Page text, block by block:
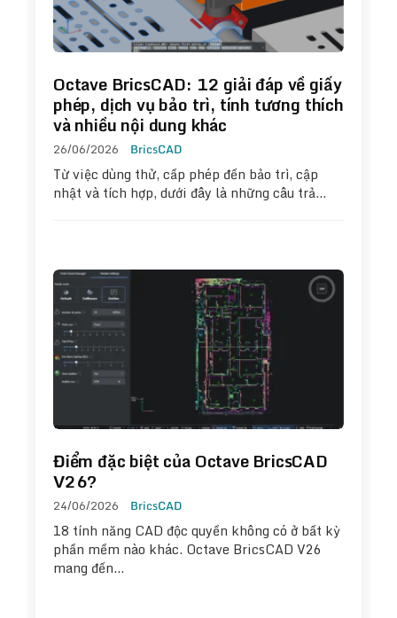
Octave BricsCAD: 12 giải đáp về giấy
phép, dịch vụ bảo trì, tính tương thích
và nhiều nội dung khác
26/06/2026 BricsCAD
Từ việc dùng thử, cấp phép đến bảo trì, cập
nhật và tích hợp, dưới đây là những câu trả…
Điểm đặc biệt của Octave BricsCAD
V26?
24/06/2026 BricsCAD
18 tính năng CAD độc quyền không có ở bất kỳ
phần mềm nào khác. Octave BricsCAD V26
mang đến…